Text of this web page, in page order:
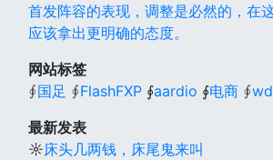
首发阵容的表现，调整是必然的，在
应该拿出更明确的态度。
网站标签
∮国足 ∮FlashFXP ∮aardio ∮电商 ∮
最新发表
☼床头几两钱，床尾鬼来叫